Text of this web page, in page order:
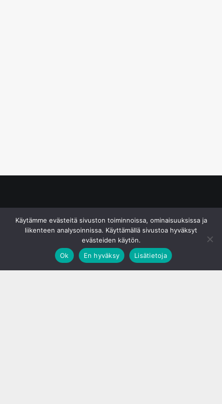
Käytämme evästeitä sivuston toiminnoissa, ominaisuuksissa ja
liikenteen analysoinnissa. Käyttämällä sivustoa hyväksyt
evästeiden käytön.
Ok
En hyväksy Lisätietoja